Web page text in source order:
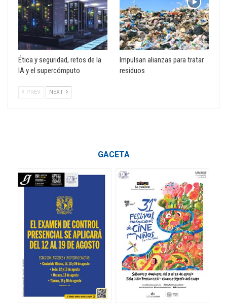
Ética y seguridad, retos de la
IA y el supercómputo
Impulsan alianzas para tratar
residuos
PREV NEXT
GACETA